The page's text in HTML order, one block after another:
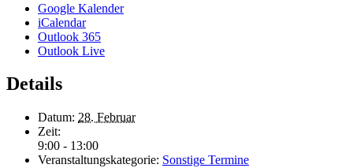
Google Kalender
iCalendar
Outlook 365
Outlook Live
Details
Datum: 28. Februar
Zeit:
9:00 - 13:00
Veranstaltungskategorie: Sonstige Termine